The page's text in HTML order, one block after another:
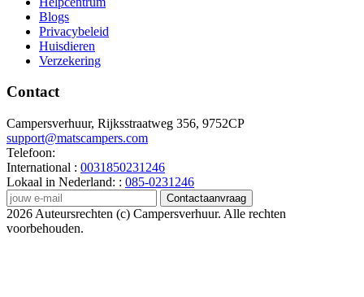
Blogs
Privacybeleid
Huisdieren
Verzekering
Contact
Campersverhuur, Rijksstraatweg 356, 9752CP
support@matscampers.com
Telefoon:
International : 0031850231246
Lokaal in Nederland: : 085-0231246
Contactaanvraag
2026 Auteursrechten (c) Campersverhuur. Alle rechten
voorbehouden.